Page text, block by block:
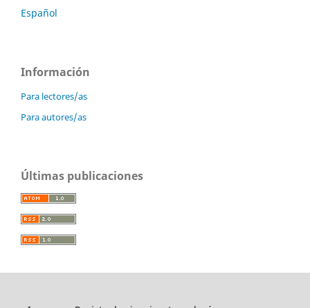
Español
Información
Para lectores/as
Para autores/as
Últimas publicaciones